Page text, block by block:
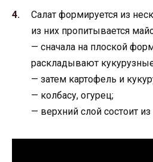
Салат формируется из
из них пропитывается
— сначала на плоской
раскладывают
— затем картофель и
— колбасу, огурец;
— верхний слой состоит